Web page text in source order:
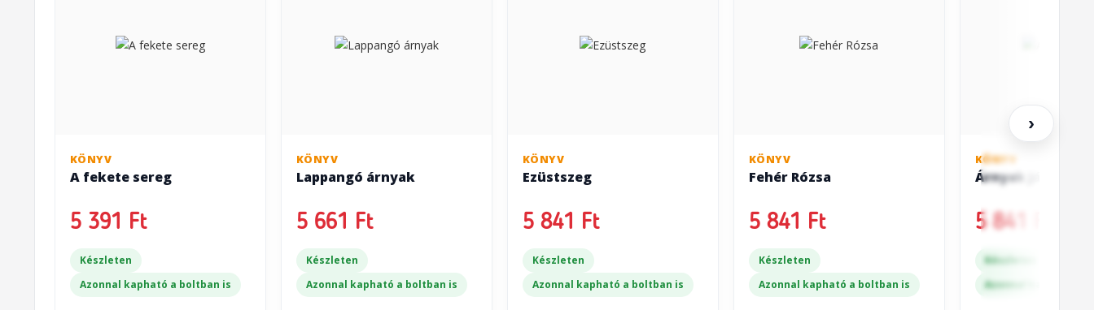
KÖNYV
A fekete sereg
5 391 Ft
Készleten
Azonnal kapható a boltban is
KÖNYV
Lappangó árnyak
5 661 Ft
Készleten
Azonnal kapható a boltban is
KÖNYV
Ezüstszeg
5 841 Ft
Készleten
Azonnal kapható a boltban is
KÖNYV
Fehér Rózsa
5 841 Ft
Készleten
Azonnal kapható a boltban is
KÖNYV
Árnyak játéka
5 841 Ft
Készleten
Azonnal kapható a
›